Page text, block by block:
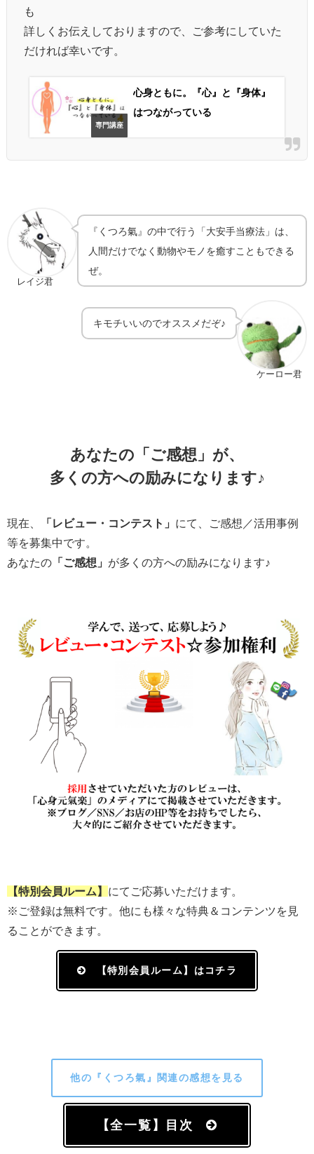
も
詳しくお伝えしておりますので、ご参考にしていた
だければ幸いです。
専門講座
心身ともに。『心』と『身体』
はつながっている
レイジ君
『くつろ氣』の中で行う「大安手当療法」は、
人間だけでなく動物やモノを癒すこともできる
ぜ。
ケーロー君
キモチいいのでオススメだぞ♪
あなたの「ご感想」が、
多くの方への励みになります♪
現在、 「レビュー・コンテスト」 にて、ご感想／活用事例
等を募集中です。
あなたの 「ご感想」 が多くの方への励みになります♪
【特別会員ルーム】 にてご応募いただけます。
※ご登録は無料です。他にも様々な特典＆コンテンツを見
ることができます。
【特別会員ルーム】はコチラ
他の『くつろ氣』関連の感想を見る
【全一覧】目次